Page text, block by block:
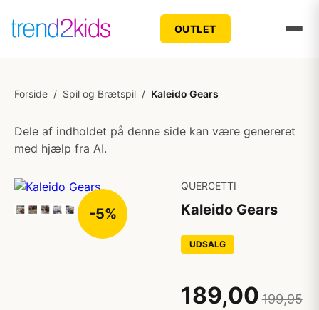
OUTLET
Forside / Spil og Brætspil / Kaleido Gears
Dele af indholdet på denne side kan være genereret
med hjælp fra AI.
-5%
QUERCETTI
Kaleido Gears
UDSALG
189,00 199,95